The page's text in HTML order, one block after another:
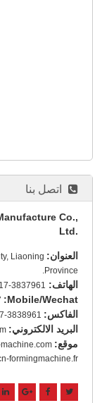
اتصل بنا
Co.,
Ltd.
العنوان: Liaoning
Province.
الهاتف: 3837961
Mobile/Wechat:
الفاكس: 3838961
البريد الالكتروني:
موقع: www.bohai-machine.com
formingmachine.fr